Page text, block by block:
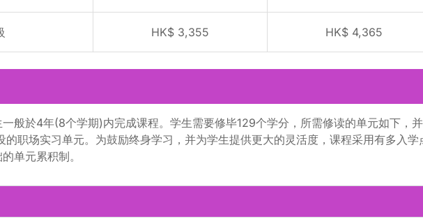
HK$ 3,355 HK$ 4,365
般於4年(8个学期)内完成课程。学生需要修毕129个学分，所需修读的单元如下，
的职场实习单元。为鼓励终身学习，并为学生提供更大的灵活度，课程采用有多入学
单元累积制。